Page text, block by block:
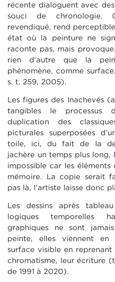
récente dialoguent avec
souci de chronologie.
revendiqué, rend
état où la peinture ne
raconte pas, mais
rien d’autre que la
phénomène, comme
s. t. 259, 2005).
Les figures des Inachevés
tangibles le processus
duplication des
picturales superposées
toile, ici, du fait de la
jachère un temps plus
impossible car les
mémoire. La copie serait
pas là, l’artiste laisse donc
Les dessins après
logiques temporelles
graphiques ne sont
peinte, elles viennent
surface visible en
chromatisme, leur écriture
de 1991 à 2020).